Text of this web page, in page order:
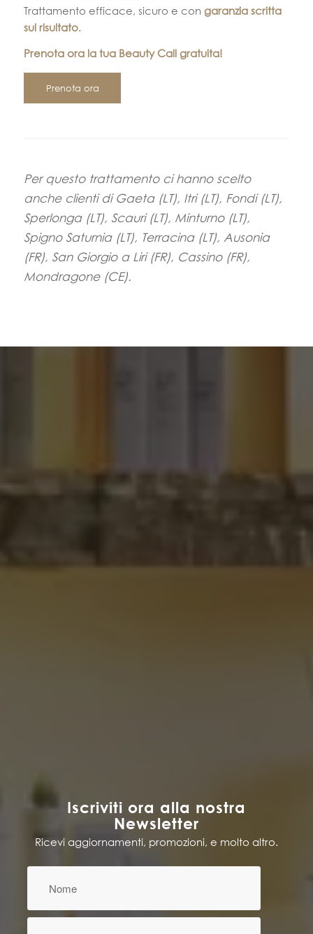
Trattamento efficace, sicuro e con garanzia scritta
sul risultato.
Prenota ora la tua Beauty Call gratuita!
Prenota ora
Per questo trattamento ci hanno scelto
anche clienti di Gaeta (LT), Itri (LT), Fondi (LT),
Sperlonga (LT), Scauri (LT), Minturno (LT),
Spigno Saturnia (LT), Terracina (LT), Ausonia
(FR), San Giorgio a Liri (FR), Cassino (FR),
Mondragone (CE).
Iscriviti ora alla nostra
Newsletter
Ricevi aggiornamenti, promozioni, e molto altro.